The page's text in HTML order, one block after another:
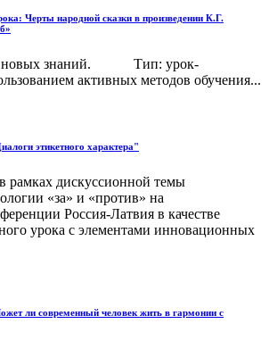
Черты народной сказки в произведении К.Г.
новых знаний. Тип: урок-
активных методов обучения...
этикетного характера"
рамках дискуссионной темы
«за» и «против» на
Россия-Латвия в качестве
урока с элементами инновационных
ли современный человек жить в гармонии с